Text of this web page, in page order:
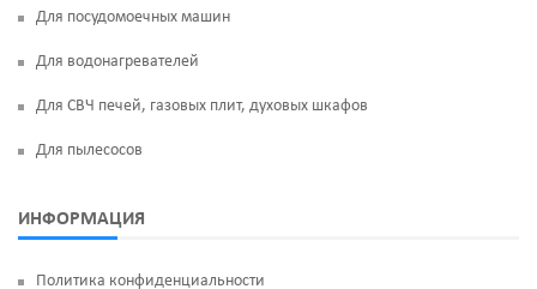
Для посудомоечных машин
Для водонагревателей
Для СВЧ печей, газовых плит, духовых шкафов
Для пылесосов
ИНФОРМАЦИЯ
Политика конфиденциальности